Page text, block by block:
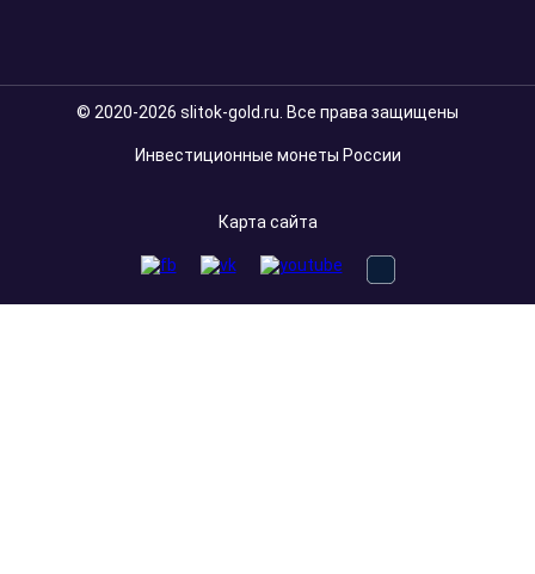
© 2020-2026 slitok-gold.ru. Все права защищены
Инвестиционные монеты России
Карта сайта